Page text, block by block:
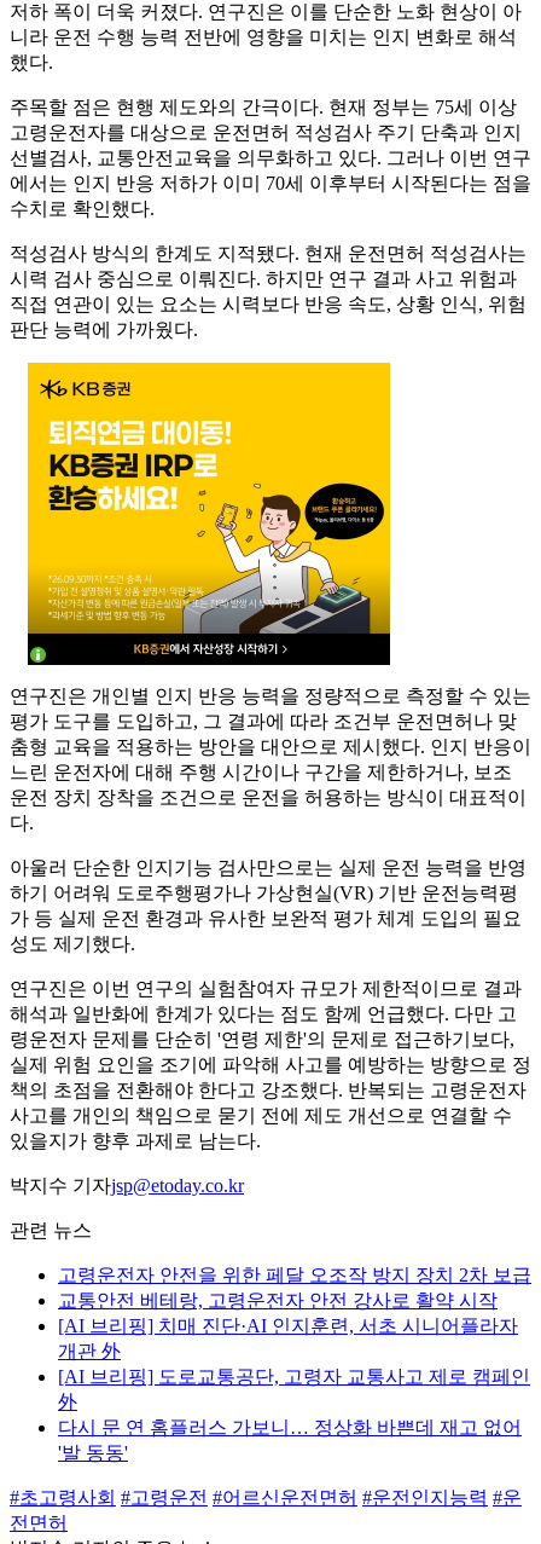
저하 폭이 더욱 커졌다. 연구진은 이를 단순한 노화 현상이 아
니라 운전 수행 능력 전반에 영향을 미치는 인지 변화로 해석
했다.
주목할 점은 현행 제도와의 간극이다. 현재 정부는 75세 이상
고령운전자를 대상으로 운전면허 적성검사 주기 단축과 인지
선별검사, 교통안전교육을 의무화하고 있다. 그러나 이번 연구
에서는 인지 반응 저하가 이미 70세 이후부터 시작된다는 점을
수치로 확인했다.
적성검사 방식의 한계도 지적됐다. 현재 운전면허 적성검사는
시력 검사 중심으로 이뤄진다. 하지만 연구 결과 사고 위험과
직접 연관이 있는 요소는 시력보다 반응 속도, 상황 인식, 위험
판단 능력에 가까웠다.
연구진은 개인별 인지 반응 능력을 정량적으로 측정할 수 있는
평가 도구를 도입하고, 그 결과에 따라 조건부 운전면허나 맞
춤형 교육을 적용하는 방안을 대안으로 제시했다. 인지 반응이
느린 운전자에 대해 주행 시간이나 구간을 제한하거나, 보조
운전 장치 장착을 조건으로 운전을 허용하는 방식이 대표적이
다.
아울러 단순한 인지기능 검사만으로는 실제 운전 능력을 반영
하기 어려워 도로주행평가나 가상현실(VR) 기반 운전능력평
가 등 실제 운전 환경과 유사한 보완적 평가 체계 도입의 필요
성도 제기했다.
연구진은 이번 연구의 실험참여자 규모가 제한적이므로 결과
해석과 일반화에 한계가 있다는 점도 함께 언급했다. 다만 고
령운전자 문제를 단순히 '연령 제한'의 문제로 접근하기보다,
실제 위험 요인을 조기에 파악해 사고를 예방하는 방향으로 정
책의 초점을 전환해야 한다고 강조했다. 반복되는 고령운전자
사고를 개인의 책임으로 묻기 전에 제도 개선으로 연결할 수
있을지가 향후 과제로 남는다.
박지수 기자jsp@etoday.co.kr
관련 뉴스
고령운전자 안전을 위한 페달 오조작 방지 장치 2차 보급
교통안전 베테랑, 고령운전자 안전 강사로 활약 시작
[AI 브리핑] 치매 진단·AI 인지훈련, 서초 시니어플라자
개관 外
[AI 브리핑] 도로교통공단, 고령자 교통사고 제로 캠페인
外
다시 문 연 홈플러스 가보니… 정상화 바쁜데 재고 없어
'발 동동'
#초고령사회 #고령운전 #어르신운전면허 #운전인지능력 #운
전면허